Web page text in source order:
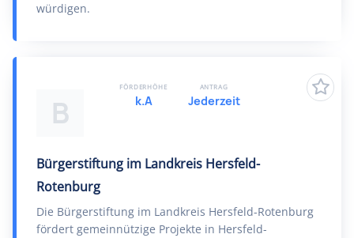
würdigen.
B
Bürgerstiftung im Landkreis Hersfeld-
Rotenburg
Die Bürgerstiftung im Landkreis Hersfeld-Rotenburg
fördert gemeinnützige Projekte in Hersfeld-
FÖRDERHÖHE
k.A
ANTRAG
Jederzeit